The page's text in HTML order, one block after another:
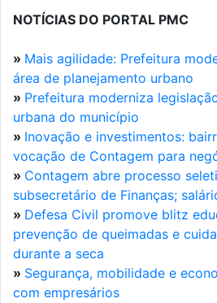
NOTÍCIAS DO PORTAL PMC
» Mais agilidade: Prefeitura
área de planejamento urbano
» Prefeitura moderniza
urbana do município
» Inovação e investimentos:
vocação de Contagem para
» Contagem abre processo
subsecretário de Finanças;
» Defesa Civil promove blitz
prevenção de queimadas e
durante a seca
» Segurança, mobilidade e
com empresários